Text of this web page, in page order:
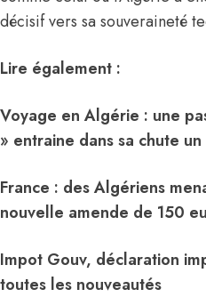
décisif vers sa souveraineté
Lire également :
Voyage en Algérie : une
» entraine dans sa chute
France : des Algériens
nouvelle amende de 150
Impot Gouv, déclaration
toutes les nouveautés